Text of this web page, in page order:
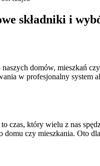
składniki i
domów, mieszkań
w profesjonalny system
czas, który wielu z nas
domu czy mieszkania. Oto